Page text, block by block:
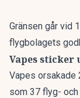
Gränsen går vid
flygbolagets
Vapes
Vapes orsakade
som 37 flyg-